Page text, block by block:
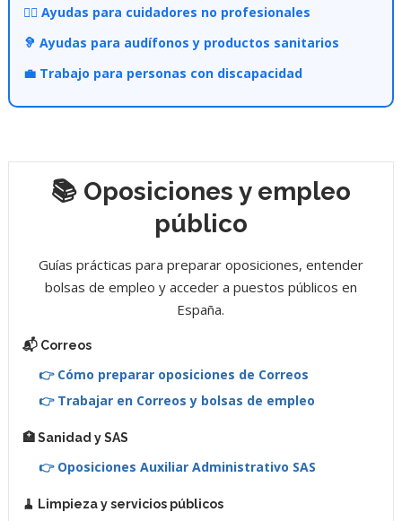
👩‍⚕️ Ayudas para cuidadores no profesionales
🦻 Ayudas para audífonos y productos sanitarios
💼 Trabajo para personas con discapacidad
📚 Oposiciones y empleo
público
Guías prácticas para preparar oposiciones, entender
bolsas de empleo y acceder a puestos públicos en
España.
📬 Correos
👉 Cómo preparar oposiciones de Correos
👉 Trabajar en Correos y bolsas de empleo
🏥 Sanidad y SAS
👉 Oposiciones Auxiliar Administrativo SAS
🧹 Limpieza y servicios públicos